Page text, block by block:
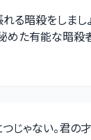
る暗殺をしまし
めた有能な暗殺
じゃない。君の